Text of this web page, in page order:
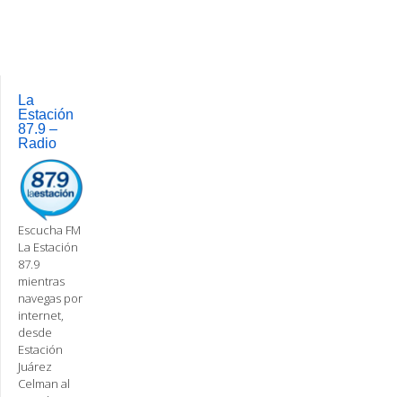
La
Estación
87.9 –
Radio
Escucha FM
La Estación
87.9
mientras
navegas por
internet,
desde
Estación
Juárez
Celman al